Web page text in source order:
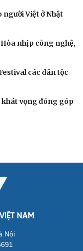
bị thương
các dân tộc
vọng đóng góp